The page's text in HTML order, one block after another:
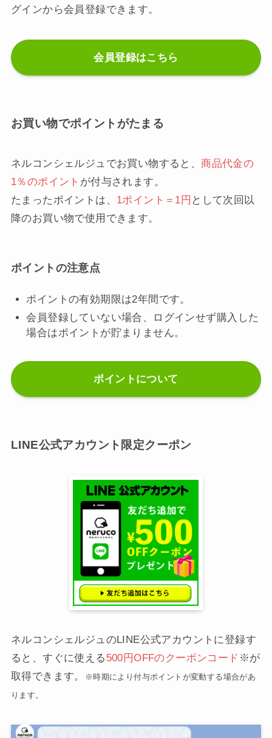
グインから会員登録できます。
会員登録はこちら
お買い物でポイントがたまる
ネルコンシェルジュでお買い物すると、商品代金の
1％のポイント が付与されます。
たまったポイントは、 1ポイント＝1円 として次回以
降のお買い物で使用できます。
ポイントの注意点
ポイントの有効期限は2年間です。
会員登録していない場合、ログインせず購入した
場合はポイントが貯まりません。
ポイントについて
LINE公式アカウント限定クーポン
ネルコンシェルジュのLINE公式アカウントに登録す
ると、すぐに使える 500円OFFのクーポンコード ※が
取得できます。
※時期により付与ポイントが変動する場合があ
ります。